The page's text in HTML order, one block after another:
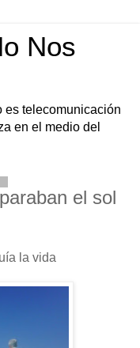
Nos
es telecomunicación
en el medio del
el sol
la vida